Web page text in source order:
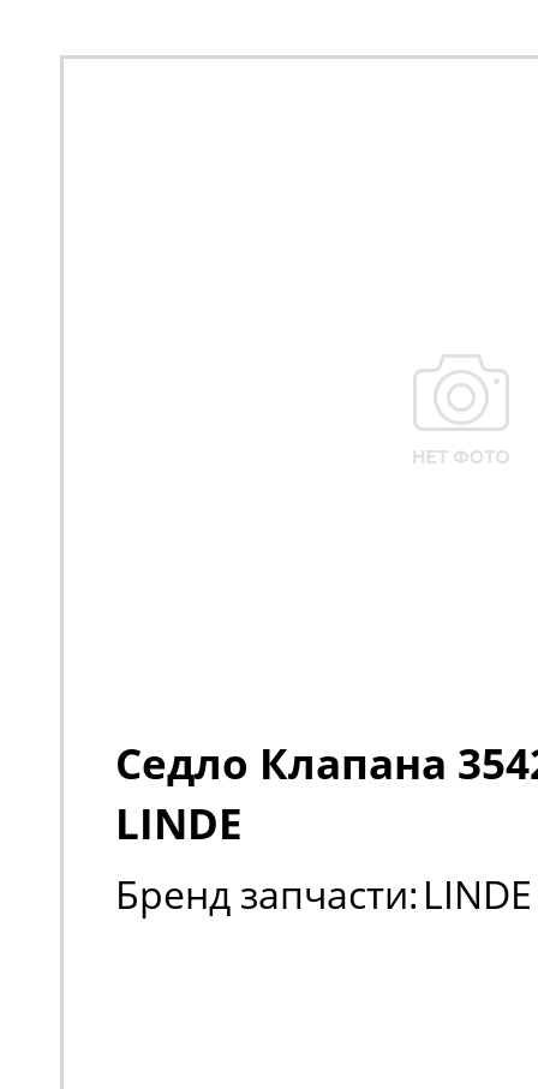
Седло Клапана
LINDE
Бренд запчасти: LINDE